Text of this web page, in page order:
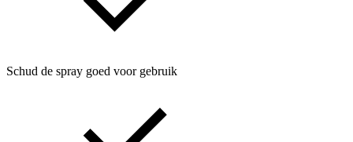
Schud de spray goed voor gebruik